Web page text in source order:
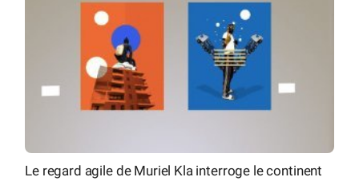
Le regard agile de Muriel Kla interroge le continent